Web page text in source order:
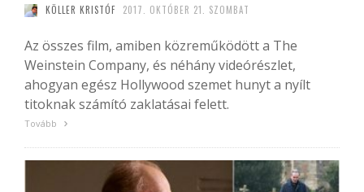
KÖLLER KRISTÓF 2017. OKTÓBER 21. SZOMBAT
Az összes film, amiben közreműködött a The
Weinstein Company, és néhány videórészlet,
ahogyan egész Hollywood szemet hunyt a nyílt
titoknak számító zaklatásai felett.
Tovább